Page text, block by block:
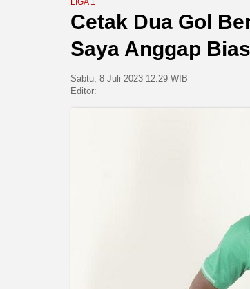
LIGA 1
Cetak Dua Gol
Saya Anggap
Sabtu, 8 Juli 2023 12:29 WIB
Editor: